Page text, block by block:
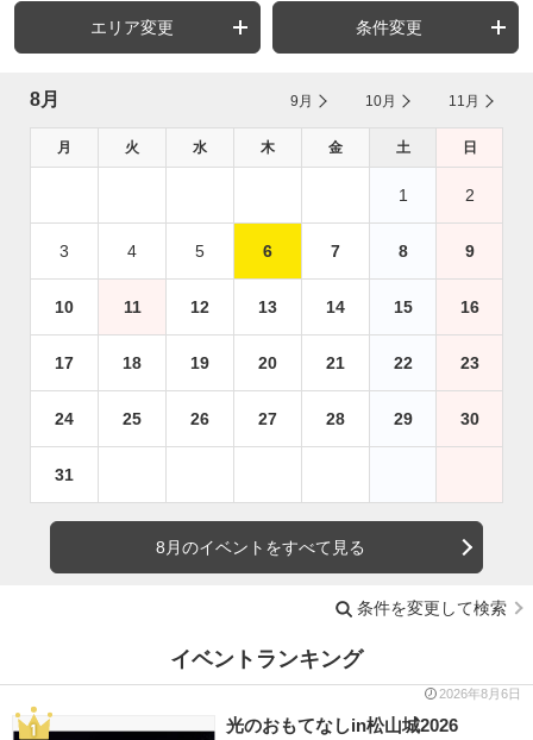
エリア変更 条件変更
8月 9月 10月 11月
月 火 水 木 金 土 日
1 2
3 4 5 6 7 8 9
10 11 12 13 14 15 16
17 18 19 20 21 22 23
24 25 26 27 28 29 30
31
8月のイベントをすべて見る
条件を変更して検索
イベントランキング
2026年8月6日
光のおもてなしin松山城2026